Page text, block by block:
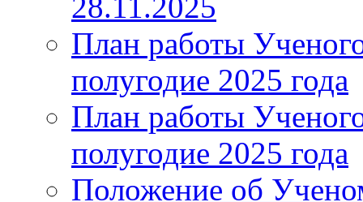
План работы
полугодие 2025 года
План работы
полугодие 2025 года
Положение об